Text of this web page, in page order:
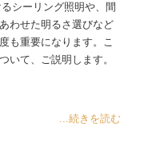
シーリング照明や、間
わせた明るさ選びなど
も重要になります。こ
いて、ご説明します。
...続きを読む